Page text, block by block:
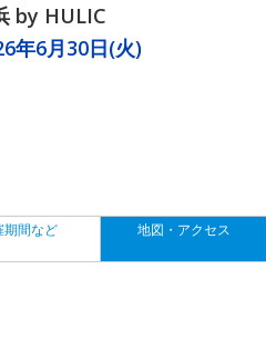
by HULIC
年6月30日(火)
期間など 地図・アクセス